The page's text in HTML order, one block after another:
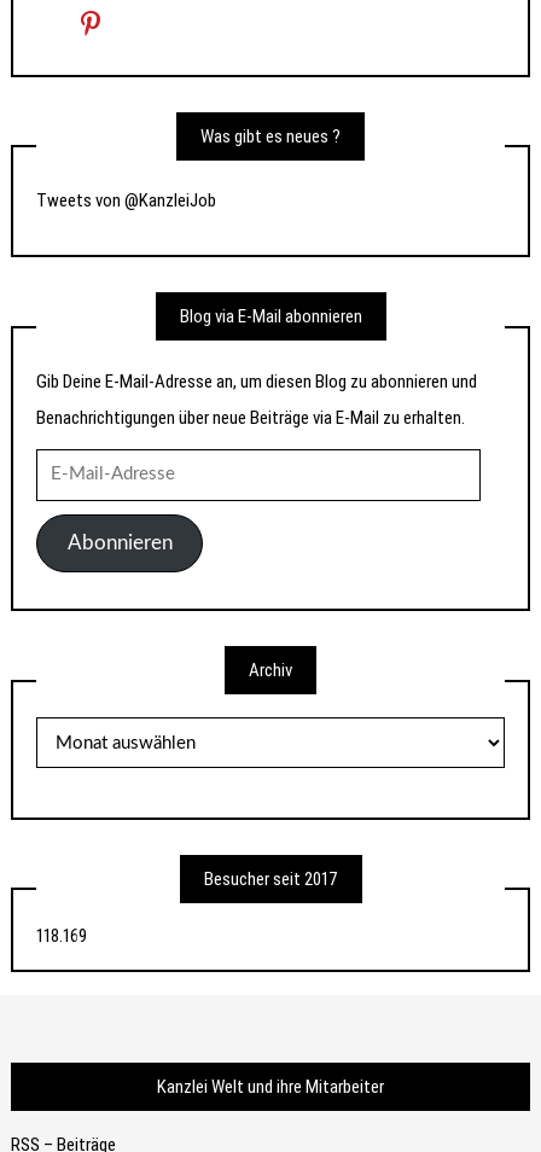
Was gibt es neues ?
Tweets von @KanzleiJob
Blog via E-Mail abonnieren
Gib Deine E-Mail-Adresse an, um diesen Blog zu abonnieren und
Benachrichtigungen über neue Beiträge via E-Mail zu erhalten.
Mail-
AdresseAbonnieren
Archiv
Besucher seit 2017
118.169
Kanzlei Welt und ihre Mitarbeiter
RSS – Beiträge